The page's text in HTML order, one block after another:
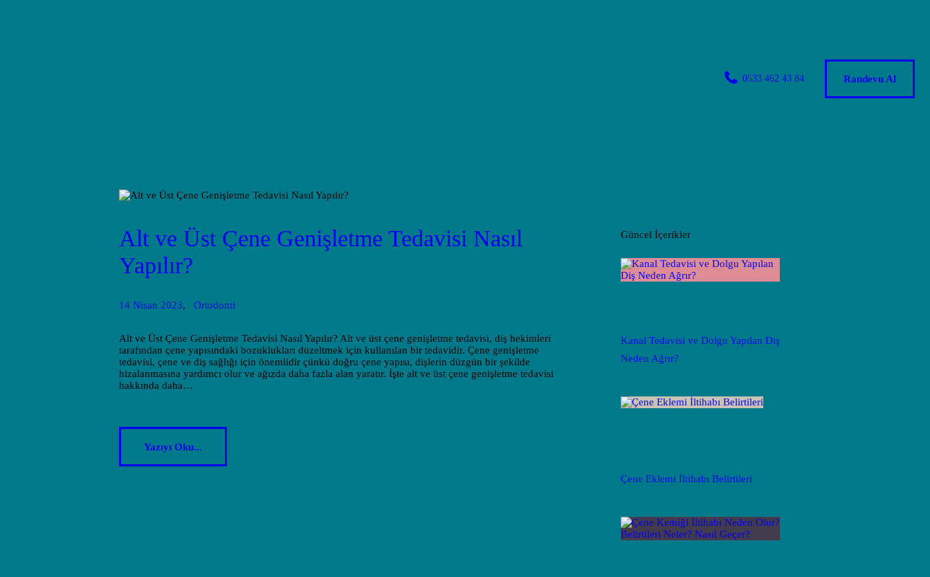
0533 462 43 84 Randevu Al
Hasta Yorumları
İletişim
Alt ve Üst Çene Genişletme Tedavisi Nasıl
Yapılır?
14 Nisan 2023 Ortodonti
Alt ve Üst Çene Genişletme Tedavisi Nasıl Yapılır? Alt ve üst çene genişletme tedavisi, diş hekimleri
tarafından çene yapısındaki bozuklukları düzeltmek için kullanılan bir tedavidir. Çene genişletme
tedavisi, çene ve diş sağlığı için önemlidir çünkü doğru çene yapısı, dişlerin düzgün bir şekilde
hizalanmasına yardımcı olur ve ağızda daha fazla alan yaratır. İşte alt ve üst çene genişletme tedavisi
hakkında daha…
Yazıyı Oku...
Güncel İçerikler
Kanal Tedavisi ve Dolgu Yapılan Diş
Neden Ağrır?
Çene Eklemi İltihabı Belirtileri